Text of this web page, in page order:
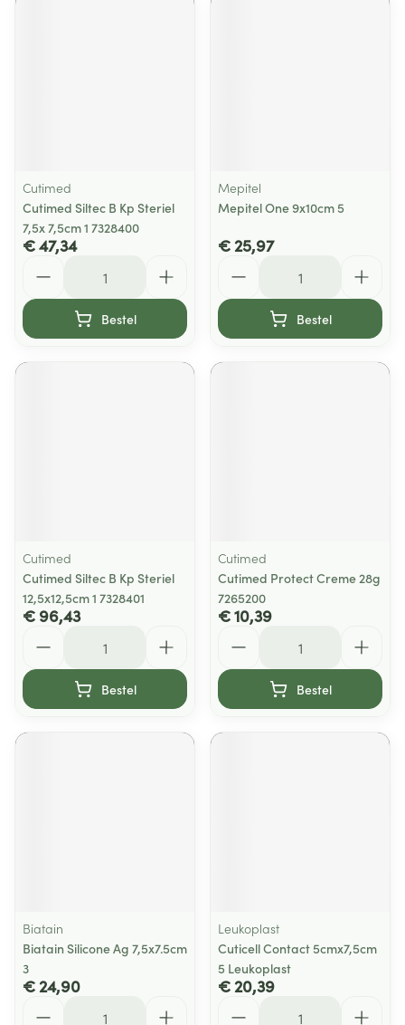
Cutimed
Cutimed Siltec B Kp Steriel
7,5x 7,5cm 1 7328400
€ 47,34
Bestel
Mepitel
Mepitel One 9x10cm 5
€ 25,97
Bestel
Cutimed
Cutimed Siltec B Kp Steriel
12,5x12,5cm 1 7328401
€ 96,43
Bestel
Cutimed
Cutimed Protect Creme 28g
7265200
€ 10,39
Bestel
Biatain
Biatain Silicone Ag 7,5x7.5cm
3
€ 24,90
Leukoplast
Cuticell Contact 5cmx7,5cm
5 Leukoplast
€ 20,39